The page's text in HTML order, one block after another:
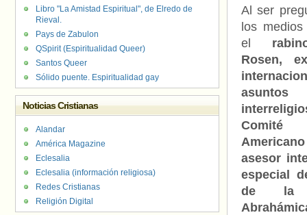
Al ser
los
el
Rosen,
asuntos
asesor
especial
de la
Libro "La Amistad Espiritual", de Elredo de
Rieval.
Pays de Zabulon
QSpirit (Espiritualidad Queer)
Santos Queer
Sólido puente. Espiritualidad gay
Noticias Cristianas
Alandar
América Magazine
Eclesalia
Eclesalia (información religiosa)
Redes Cristianas
Religión Digital